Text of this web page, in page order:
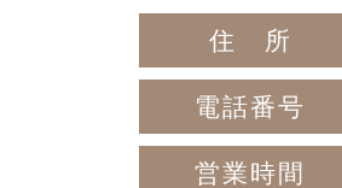
住 所
電話番号
営業時間